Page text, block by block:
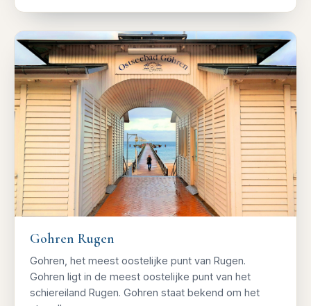
Gohren Rugen
Gohren, het meest oostelijke punt van Rugen.
Gohren ligt in de meest oostelijke punt van het
schiereiland Rugen. Gohren staat bekend om het